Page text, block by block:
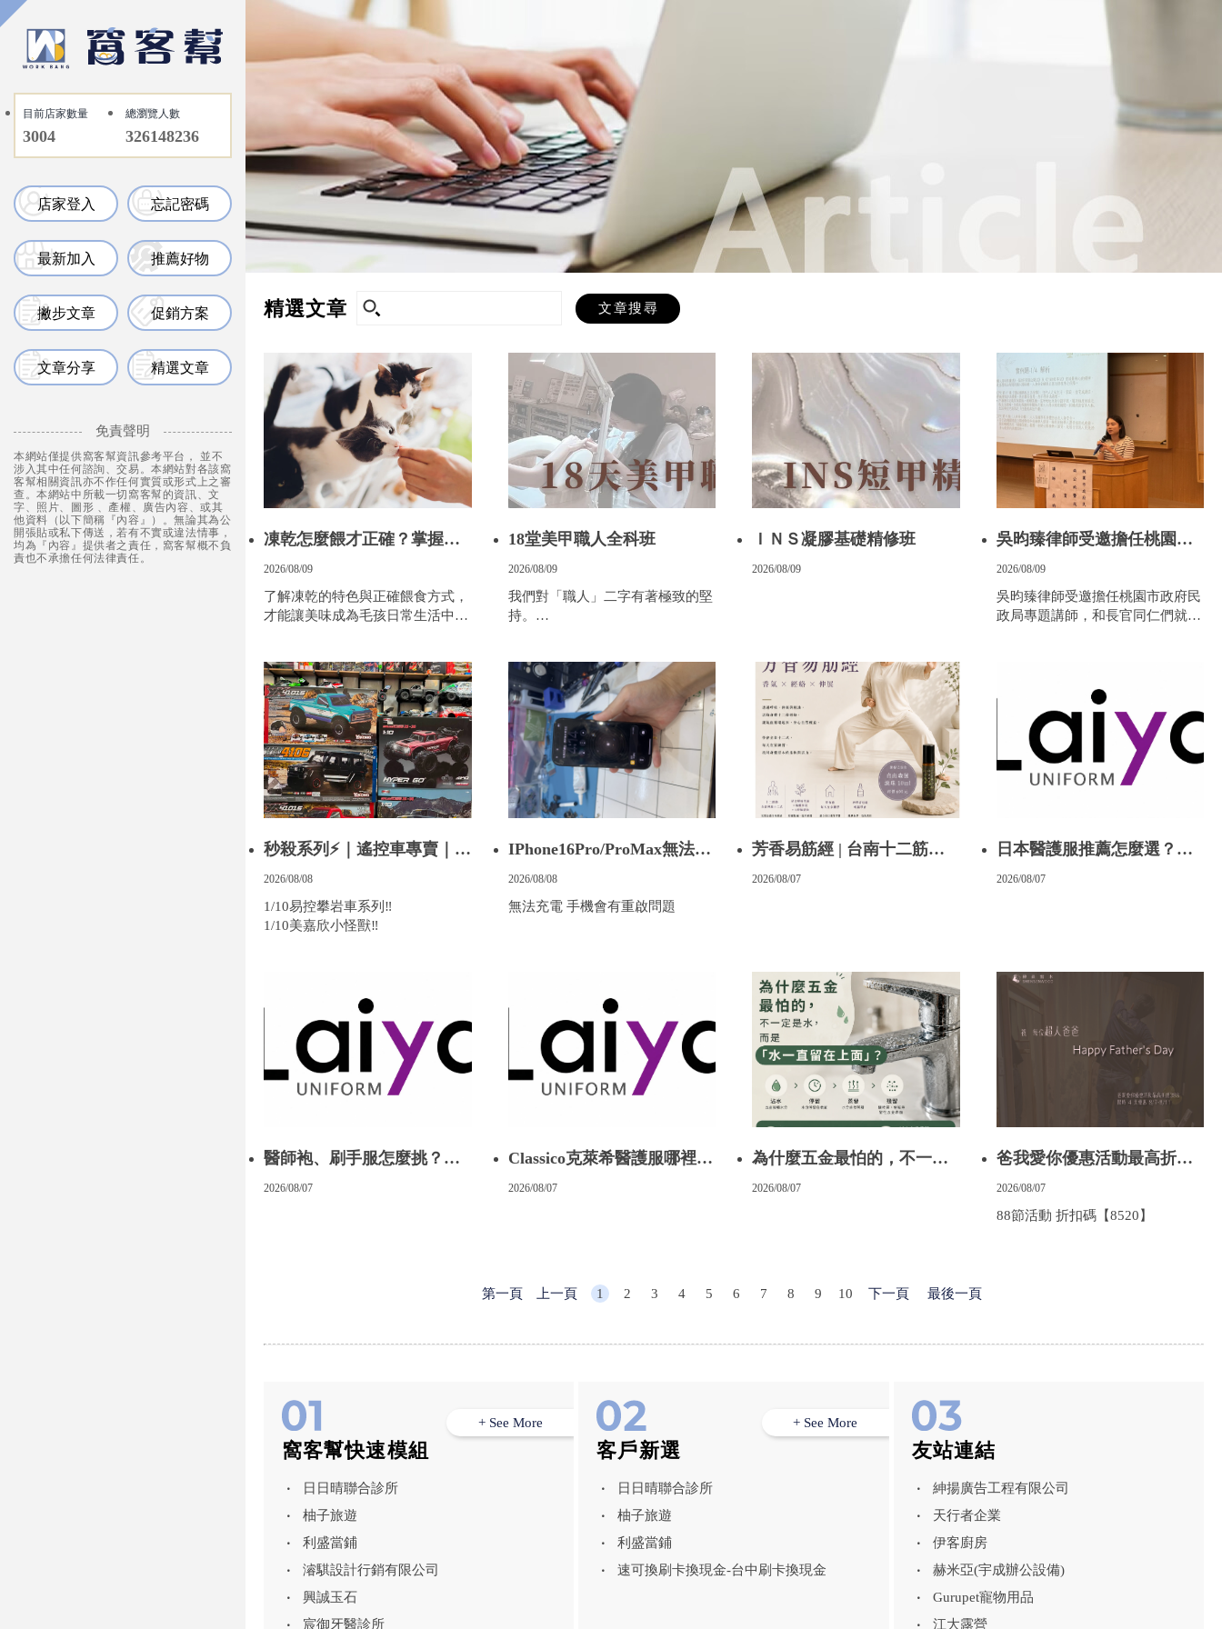
目前店家數量
3004
總瀏覽人數
326148236
店家登入 忘記密碼
最新加入 推薦好物
撇步文章 促銷方案
文章分享 精選文章
免責聲明
本網站僅提供窩客幫資訊參考平台， 並不
涉入其中任何諮詢、交易。本網站對各該窩
客幫相關資訊亦不作任何實質或形式上之審
查。本網站中所載一切窩客幫的資訊、文
字、照片、圖形 、產權、廣告內容、或其
他資料（以下簡稱『內容』）。無論其為公
開張貼或私下傳送，若有不實或違法情事，
均為『內容』提供者之責任，窩客幫概不負
責也不承擔任何法律責任。
精選文章
凍乾怎麼餵才正確？掌握餵
食方式，讓毛孩吃得美味又
安心
2026/08/09
了解凍乾的特色與正確餵食方式，
才能讓美味成為毛孩日常生活中恰
18堂美甲職人全科班
2026/08/09
我們對「職人」二字有著極致的堅
持。
長修煉。
ＩＮＳ凝膠基礎精修班
2026/08/09
吳昀臻律師受邀擔任桃園市
政府民政局專題講師
2026/08/09
吳昀臻律師受邀擔任桃園市政府民
政局專題講師，和長官同仁們就兩
秒殺系列⚡｜遙控車專賣｜台
中遙控車專賣店
2026/08/08
1/10易控攀岩車系列‼️
1/10美嘉欣小怪獸‼️
IPhone16Pro/ProMax無法充
電通病
2026/08/08
無法充電 手機會有重啟問題
芳香易筋經 | 台南十二筋經
芳療課程 | 台南芳療課程
2026/08/07
日本醫護服推薦怎麼選？
Classico克萊希醫護服特色、
2026/08/07
醫師袍、刷手服怎麼挑？日
本 Classico克萊希醫護服男
2026/08/07
Classico克萊希醫護服哪裡可
以試穿？LAIYA 萊亞提供門
2026/08/07
為什麼五金最怕的，不一定
是水，而是「水一直留在上
膜｜台中廚房鍍膜
2026/08/07
爸我愛你優惠活動最高折抵
388 限時 4 天優惠 折扣碼
【8520】
2026/08/07
88節活動 折扣碼【8520】
第一頁 上一頁 1 2 3 4 5 6 7 8 9 10 下一頁 最後一頁
窩客幫快速模組
日日晴聯合診所
柚子旅遊
利盛當鋪
濬騏設計行銷有限公司
興誠玉石
宸御牙醫診所
+ See More
客戶新選
日日晴聯合診所
柚子旅遊
利盛當鋪
速可換刷卡換現金-台中刷卡換現金
+ See More
友站連結
紳揚廣告工程有限公司
天行者企業
伊客廚房
赫米亞(宇成辦公設備)
Gurupet寵物用品
江大露營